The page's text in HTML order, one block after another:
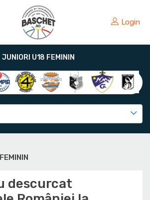
Login
JUNIORI U18 FEMININ
descurcat